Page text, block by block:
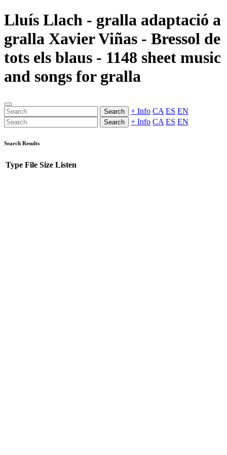
Lluís Llach - gralla adaptació a
gralla Xavier Viñas - Bressol de
tots els blaus - 1148 sheet music
and songs for gralla
Search + Info CA ES EN
Search + Info CA ES EN
Search Results
Type File Size Listen